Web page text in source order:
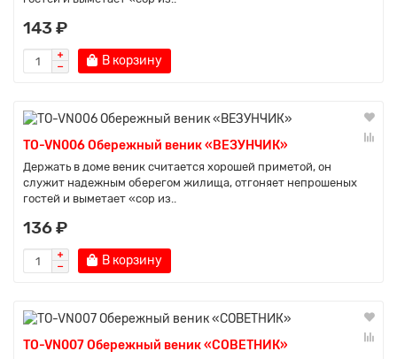
143 ₽
В корзину
TO-VN006 Обережный веник «ВЕЗУНЧИК»
Держать в доме веник считается хорошей приметой, он
служит надежным оберегом жилища, отгоняет непрошеных
гостей и выметает «сор из..
136 ₽
В корзину
TO-VN007 Обережный веник «СОВЕТНИК»